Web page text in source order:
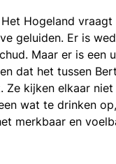
Hogeland
geluiden. Er is
Maar er is een
dat het tussen
kijken elkaar
wat te drinken
merkbaar en